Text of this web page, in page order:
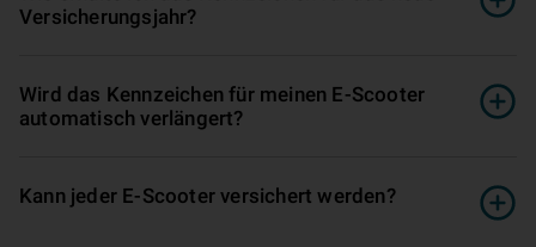
Versicherungsjahr?
Wird das Kennzeichen für meinen E-Scooter
automatisch verlängert?
Kann jeder E-Scooter versichert werden?